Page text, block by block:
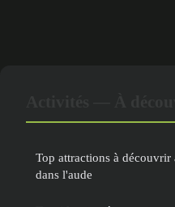
Top attractions à
dans l'aude